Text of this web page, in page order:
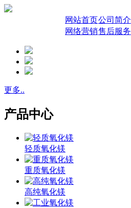
网站首页公司简介
网络营销售后服务
更多..
产品中心
轻质氧化镁
重质氧化镁
高纯氧化镁